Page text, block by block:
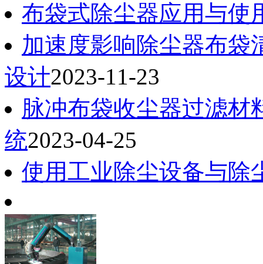
布袋式除尘器应用与使
加速度影响除尘器布袋
设计2023-11-23
脉冲布袋收尘器过滤材
统2023-04-25
使用工业除尘设备与除